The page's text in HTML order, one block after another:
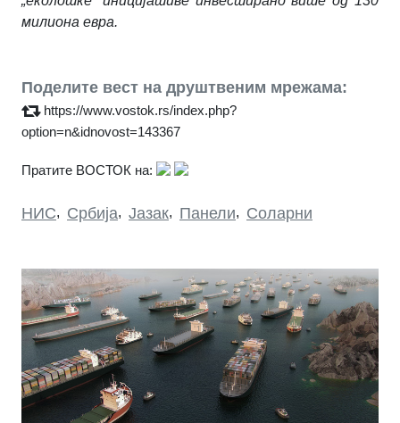
милиона евра.
Поделите вест на друштвеним мрежама:
https://www.vostok.rs/index.php?
option=n&idnovost=143367
Пратите ВОСТОК на:
НИС, Србија, Јазак, Панели, Соларни